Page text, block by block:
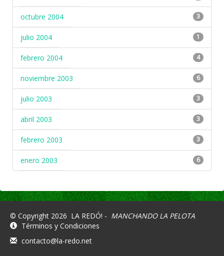
octubre 2004 3
julio 2004 1
febrero 2004 4
noviembre 2003 6
julio 2003 3
abril 2003 3
febrero 2003 3
enero 2003 6
© Copyright 2026 LA REDÓ! - MANCHANDO LA PELOTA
Términos y Condiciones
contacto@la-redo.net